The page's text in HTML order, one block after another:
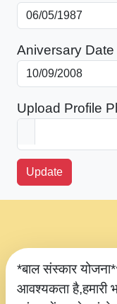
Aniversary Date
Upload Profile
Update
*बाल संस्कार
आवश्यकता है,हमारी